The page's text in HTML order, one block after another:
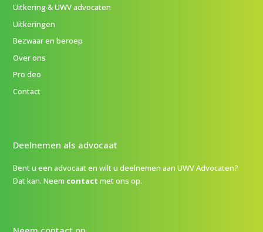
Uitkering & UWV advocaten
Uitkeringen
Bezwaar en beroep
Over ons
Pro deo
Contact
Deelnemen als advocaat
Bent u een advocaat en wilt u deelnemen aan UWV Advocaten?
Dat kan. Neem contact met ons op.